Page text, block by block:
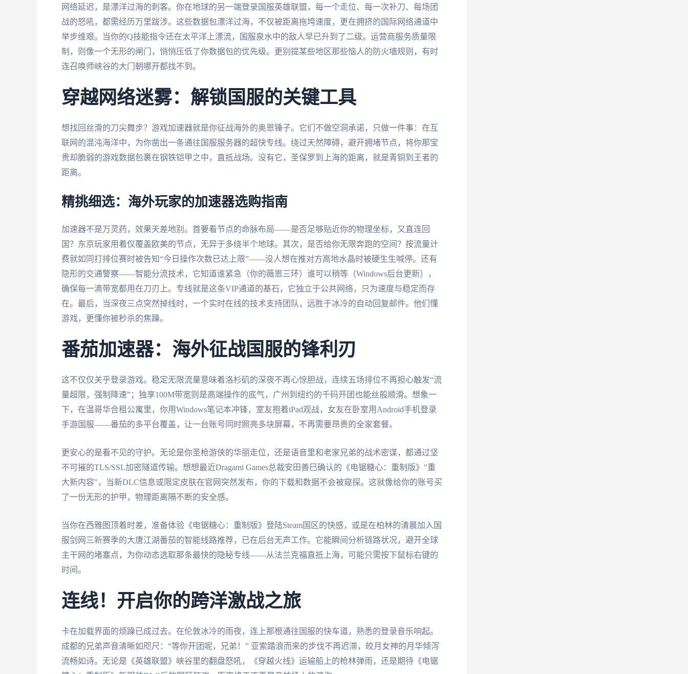
网络延迟，是漂洋过海的刺客。你在地球的另一端登录国服英雄联盟，每一个走位、每一次补刀、每场团
战的怒吼，都需经历万里跋涉。这些数据包漂洋过海，不仅被距离拖垮速度，更在拥挤的国际网络通道中
举步维艰。当你的Q技能指令还在太平洋上漂流，国服泉水中的敌人早已升到了二级。运营商服务质量限
制，则像一个无形的闸门，悄悄压低了你数据包的优先级。更别提某些地区那些恼人的防火墙规则，有时
连召唤师峡谷的大门朝哪开都找不到。
穿越网络迷雾：解锁国服的关键工具
想找回丝滑的刀尖舞步？游戏加速器就是你征战海外的奥恩锤子。它们不做空洞承诺，只做一件事：在互
联网的混沌海洋中，为你凿出一条通往国服服务器的超快专线。绕过天然障碍，避开拥堵节点，将你那宝
贵却脆弱的游戏数据包裹在钢铁铠甲之中，直抵战场。没有它，圣保罗到上海的距离，就是青铜到王者的
距离。
精挑细选：海外玩家的加速器选购指南
加速器不是万灵药，效果天差地别。首要看节点的命脉布局——是否足够贴近你的物理坐标，又直连回
国？东京玩家用着仅覆盖欧美的节点，无异于多绕半个地球。其次，是否给你无限奔跑的空间？按流量计
费就如同打排位赛时被告知“今日操作次数已达上限”——没人想在推对方高地水晶时被硬生生喊停。还有
隐形的交通警察——智能分流技术，它知道谁紧急（你的薇恩三环）谁可以稍等（Windows后台更新），
确保每一滴带宽都用在刀刃上。专线就是这条VIP通道的基石，它独立于公共网络，只为速度与稳定而存
在。最后，当深夜三点突然掉线时，一个实时在线的技术支持团队，远胜于冰冷的自动回复邮件。他们懂
游戏，更懂你被秒杀的焦躁。
番茄加速器：海外征战国服的锋利刃
这不仅仅关乎登录游戏。稳定无限流量意味着洛杉矶的深夜不再心惊胆战，连续五场排位不再担心触发“流
量超限，强制降速”；独享100M带宽则是高端操作的底气，广州到纽约的千码开团也能丝般顺滑。想象一
下，在温哥华合租公寓里，你用Windows笔记本冲锋，室友抱着iPad观战，女友在卧室用Android手机登录
手游国服——番茄的多平台覆盖，让一台账号同时照亮多块屏幕，不再需要昂贵的全家套餐。
更安心的是看不见的守护。无论是你圣枪游侠的华丽走位，还是语音里和老家兄弟的战术密谋，都通过坚
不可摧的TLS/SSL加密隧道传输。想想最近Dragami Games总裁安田善巳确认的《电锯糖心：重制版》"重
大新内容"，当新DLC信息或限定皮肤在官网突然发布，你的下载和数据不会被窥探。这就像给你的账号买
了一份无形的护甲，物理距离隔不断的安全感。
当你在西雅图顶着时差，准备体验《电锯糖心：重制版》登陆Steam国区的快感，或是在柏林的清晨加入国
服剑网三新赛季的大唐江湖番茄的智能线路推荐，已在后台无声工作。它能瞬间分析链路状况，避开全球
主干网的堵塞点，为你动态选取那条最快的隐秘专线——从法兰克福直抵上海，可能只需按下鼠标右键的
时间。
连线！开启你的跨洋激战之旅
卡在加载界面的烦躁已成过去。在伦敦冰冷的雨夜，连上那根通往国服的快车道，熟悉的登录音乐响起。
成都的兄弟声音清晰如咫尺：“等你开团呢，兄弟！” 亚索踏浪而来的步伐不再迟滞，皎月女神的月华倾泻
流畅如诗。无论是《英雄联盟》峡谷里的翻盘怒吼，《穿越火线》运输船上的枪林弹雨，还是期待《电锯